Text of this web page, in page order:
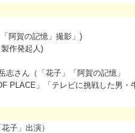
阿賀の記憶」撮影」)
作発起人)
さん（「花子」「阿賀の記憶」
PLACE」「テレビに挑戦した男・
子」出演）